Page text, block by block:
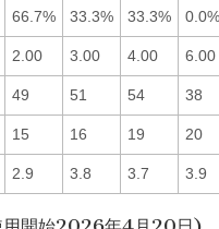
66.7% 33.3% 33.3% 0.0%
2.00 3.00 4.00 6.00
49 51 54 38
15 16 19 20
2.9 3.8 3.7 3.9